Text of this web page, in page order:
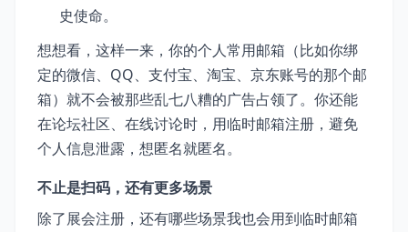
史使命。
想想看，这样一来，你的个人常用邮箱（比如你绑
定的微信、QQ、支付宝、淘宝、京东账号的那个邮
箱）就不会被那些乱七八糟的广告占领了。你还能
在论坛社区、在线讨论时，用临时邮箱注册，避免
个人信息泄露，想匿名就匿名。
不止是扫码，还有更多场景
除了展会注册，还有哪些场景我也会用到临时邮箱